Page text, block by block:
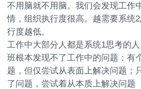
不用脑就不用脑。我们会发现工作
情，组织执行度很高。越需要系统
行度越低。
工作中大部分人都是系统1思考的
班根本发现不了工作中的问题；有
题，但仅尝试从表面上解决问题；
了问题，尝试着从本质上解决问题